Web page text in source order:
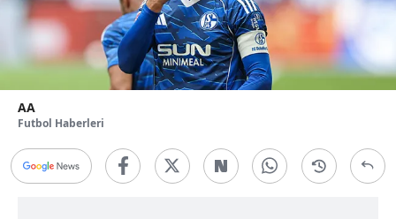
AA
Futbol Haberleri